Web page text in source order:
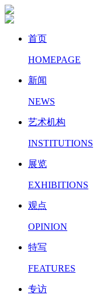
首页
HOMEPAGE
新闻
NEWS
艺术机构
INSTITUTIONS
展览
EXHIBITIONS
观点
OPINION
特写
FEATURES
专访